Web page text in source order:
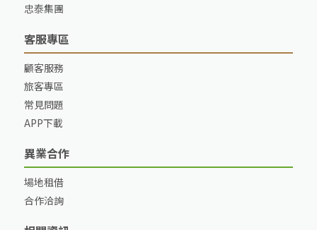
忠泰集團
客服專區
顧客服務
旅客專區
常見問題
APP下載
異業合作
場地租借
合作洽詢